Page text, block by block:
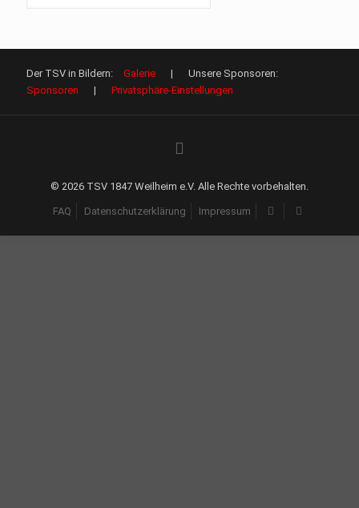
Der TSV in Bildern: Galerie | Unsere Sponsoren:
Sponsoren | Privatsphäre-Einstellungen
© 2026 TSV 1847 Weilheim e.V. Alle Rechte vorbehalten.
FAQ Datenschutzerklärung Impressum